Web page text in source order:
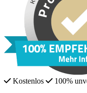
Kostenlos 100%